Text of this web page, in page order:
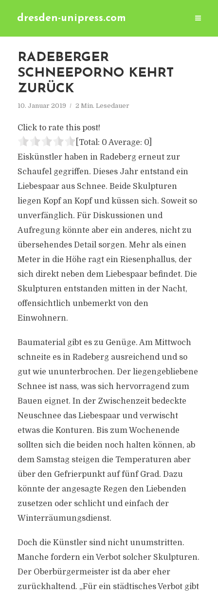
dresden-unipress.com
RADEBERGER
SCHNEEPORNO KEHRT
ZURÜCK
10. Januar 2019 2 Min. Lesedauer
Click to rate this post!
[Total: 0 Average: 0]
Eiskünstler haben in Radeberg erneut zur
Schaufel gegriffen. Dieses Jahr entstand ein
Liebespaar aus Schnee. Beide Skulpturen
liegen Kopf an Kopf und küssen sich. Soweit so
unverfänglich. Für Diskussionen und
Aufregung könnte aber ein anderes, nicht zu
übersehendes Detail sorgen. Mehr als einen
Meter in die Höhe ragt ein Riesenphallus, der
sich direkt neben dem Liebespaar befindet. Die
Skulpturen entstanden mitten in der Nacht,
offensichtlich unbemerkt von den
Einwohnern.
Baumaterial gibt es zu Genüge. Am Mittwoch
schneite es in Radeberg ausreichend und so
gut wie ununterbrochen. Der liegengebliebene
Schnee ist nass, was sich hervorragend zum
Bauen eignet. In der Zwischenzeit bedeckte
Neuschnee das Liebespaar und verwischt
etwas die Konturen. Bis zum Wochenende
sollten sich die beiden noch halten können, ab
dem Samstag steigen die Temperaturen aber
über den Gefrierpunkt auf fünf Grad. Dazu
könnte der angesagte Regen den Liebenden
zusetzen oder schlicht und einfach der
Winterräumungsdienst.
Doch die Künstler sind nicht unumstritten.
Manche fordern ein Verbot solcher Skulpturen.
Der Oberbürgermeister ist da aber eher
zurückhaltend. „Für ein städtisches Verbot gibt